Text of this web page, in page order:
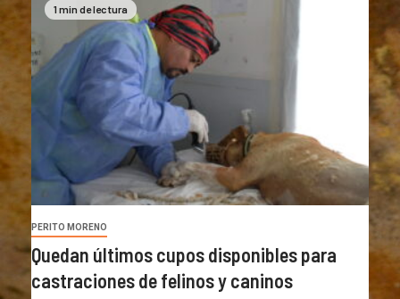
1 min de lectura
PERITO MORENO
Quedan últimos cupos disponibles para
castraciones de felinos y caninos